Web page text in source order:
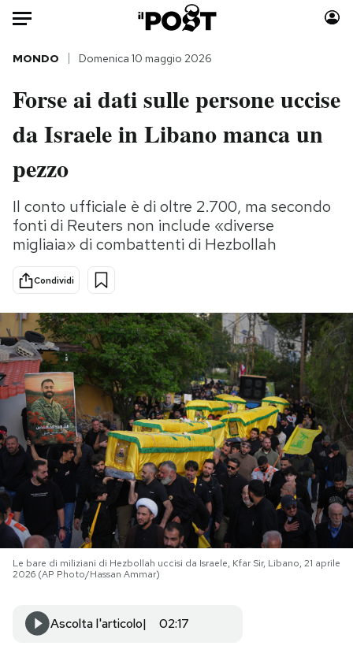
Auto
HOME
Italia
Politica
Tecnologia
Internet
Scienza
Cultura
Economia
Sport
Moda
Storie/Idee
Ok Boomer!
Media
Mondiali calcio 2026
PODCAST
NEWSLETTER
I MIEI PREFERITI
SHOP
MONDO Domenica 10 maggio 2026
Forse ai dati sulle persone uccise
da Israele in Libano manca un
pezzo
Il conto ufficiale è di oltre 2.700, ma secondo
fonti di Reuters non include «diverse
migliaia» di combattenti di Hezbollah
Condividi
Le bare di miliziani di Hezbollah uccisi da Israele, Kfar Sir, Libano, 21 aprile
2026 (AP Photo/Hassan Ammar)
Ascolta l'articolo 02:17